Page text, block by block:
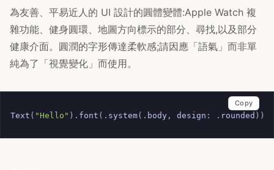
為友善、平易近人的 UI 設計的圓體變體:Apple Watch 複
雜功能、健身圓環、地圖方向標示的部分、尋找,以及部分
健康介面。圓潤的字形傳達柔軟感;請因應「語氣」而非單
純為了「視覺變化」而使用。
Text ( "Hello" ). font (. system(. body , design : . rounded ))
Copy